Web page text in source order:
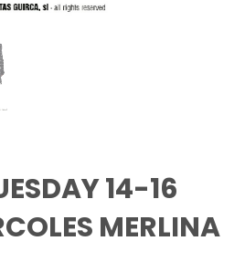
14-16
MERLINA